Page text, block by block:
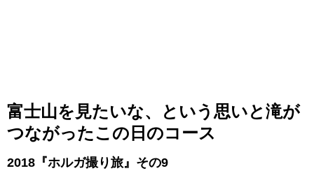
富士山を見たいな、という思いと滝が
つながったこの日のコース
2018『ホルガ撮り旅』その9